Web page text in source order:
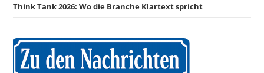
Think Tank 2026: Wo die Branche Klartext spricht